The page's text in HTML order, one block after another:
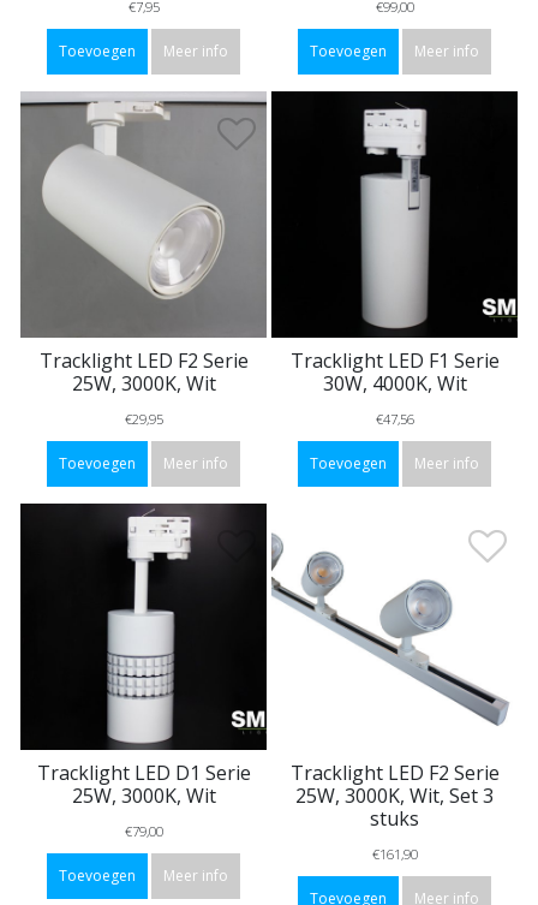
€7,95
Toevoegen Meer info
€99,00
Toevoegen Meer info
Tracklight LED F2 Serie
25W, 3000K, Wit
€29,95
Toevoegen Meer info
Tracklight LED F1 Serie
30W, 4000K, Wit
€47,56
Toevoegen Meer info
Tracklight LED D1 Serie
25W, 3000K, Wit
€79,00
Toevoegen Meer info
Tracklight LED F2 Serie
25W, 3000K, Wit, Set 3
stuks
€161,90
Toevoegen Meer info